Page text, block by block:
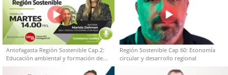
Antofagasta Región Sostenible Cap.2:
Educación ambiental y formación de
capacidades técnicas
Región Sostenible Cap 60: Economía
circular y desarrollo regional